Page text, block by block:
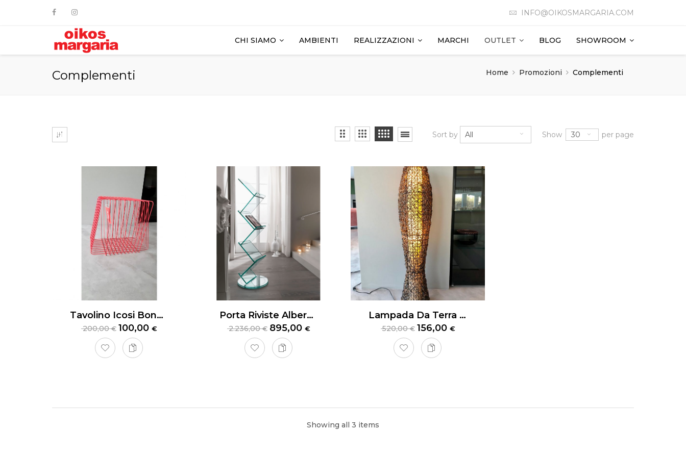
INFO@OIKOSMARGARIA.COM
CHI SIAMO AMBIENTI REALIZZAZIONI MARCHI OUTLET BLOG SHOWROOM
Complementi Home Promozioni Complementi
Sort by All Show 30 per page
Tavolino Icosi Bonaldo
200,00€ 100,00€
Porta Riviste Albero Tonelli
2.236,00€ 895,00 €
Lampada Da Terra Nito
520,00€ 156,00 €
Tavolino da esterno bianco, struttura in alluminio verniciato, intrecciato a mano con fibra sintetica, piano in vetro
Showing all 3 items